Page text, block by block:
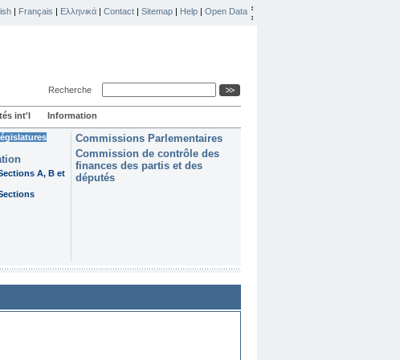
| Français | Ελληνικά | Contact | Sitemap | Help | Open Data
Recherche
int'l Information
A, B et
Commissions Parlementaires
Commission de contrôle des
finances des partis et des
députés